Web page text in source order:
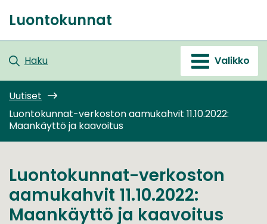
sisältöön
Etusivu
Luontokunnat
Haku Valikko
Uutiset
Luontokunnat-verkoston aamukahvit 11.10.2022:
Maankäyttö ja kaavoitus
Luontokunnat-verkoston
aamukahvit 11.10.2022:
Maankäyttö ja kaavoitus